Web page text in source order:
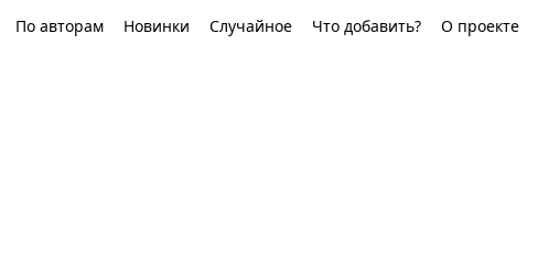
По авторам Новинки Случайное Что добавить? О проекте